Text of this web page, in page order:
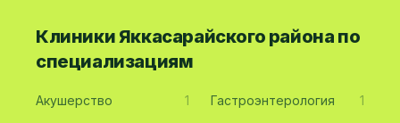
Клиники Яккасарайского района по
специализациям
Акушерство 1 Гастроэнтерология 1